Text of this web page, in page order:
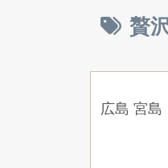
贅
広島 宮